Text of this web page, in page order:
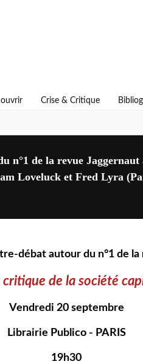
Crise & Critique
n°1 de la revue
Loveluck et Fred Lyra
débat autour du n°1 de la
critique de la société
Vendredi 20 septembre
Librairie Publico - PARIS
19h30